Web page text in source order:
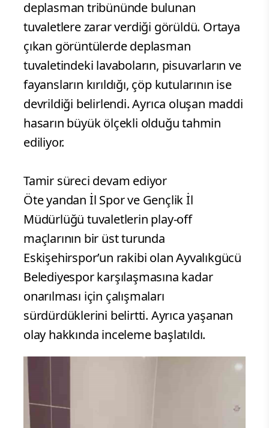
deplasman tribününde bulunan
tuvaletlere zarar verdiği görüldü. Ortaya
çıkan görüntülerde deplasman
tuvaletindeki lavaboların, pisuvarların ve
fayansların kırıldığı, çöp kutularının ise
devrildiği belirlendi. Ayrıca oluşan maddi
hasarın büyük ölçekli olduğu tahmin
ediliyor.
Tamir süreci devam ediyor
Öte yandan İl Spor ve Gençlik İl
Müdürlüğü tuvaletlerin play-off
maçlarının bir üst turunda
Eskişehirspor’un rakibi olan Ayvalıkgücü
Belediyespor karşılaşmasına kadar
onarılması için çalışmaları
sürdürdüklerini belirtti. Ayrıca yaşanan
olay hakkında inceleme başlatıldı.